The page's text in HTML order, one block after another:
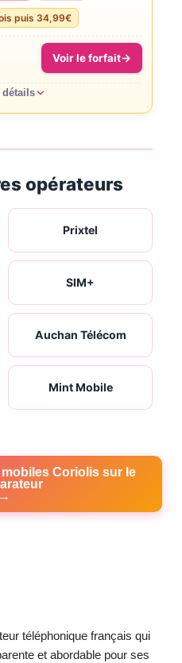
puis 34,99€
Voir le forfait
détails
opérateurs
Prixtel
SIM+
Auchan Télécom
Mint Mobile
Coriolis sur le
téléphonique français qui
et abordable pour ses